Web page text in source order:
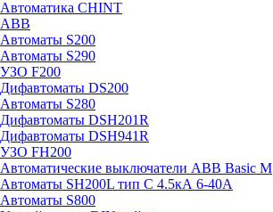
Автоматика CHINT
ABB
Автоматы S200
Автоматы S290
УЗО F200
Дифавтоматы DS200
Автоматы S280
Дифавтоматы DSH201R
Дифавтоматы DSH941R
УЗО FH200
Автоматические выключатели ABB Basic M
Автоматы SH200L тип С 4.5кА 6-40А
Автоматы S800